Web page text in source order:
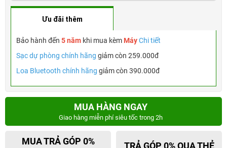
Ưu đãi thêm
Bảo hành đến 5 năm khi mua kèm MáyChi tiết
Sạc dự phòng chính hãng giảm còn 259.000đ
Loa Bluetooth chính hãng giảm còn 390.000đ
MUA HÀNG NGAY
Giao hàng miễn phí siêu tốc trong 2h
MUA TRẢ GÓP 0% TRẢ GÓP 0% QUA THẺ